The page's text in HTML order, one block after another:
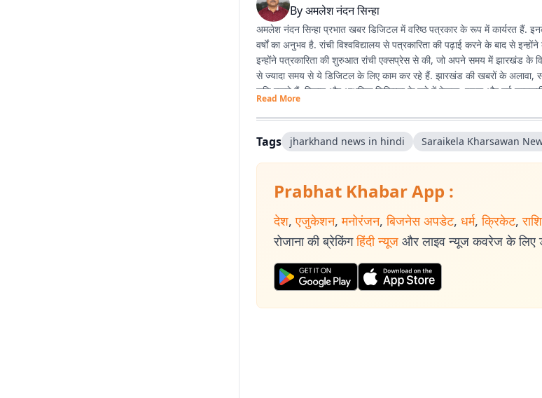
Byअमलेश नंदन सिन्हा
अमलेश नंदन सिन्हा प्रभात खबर डिजिटल में वरिष्ठ पत्रकार के रूप में कार्यरत हैं.
वर्षों का अनुभव है. रांची विश्वविद्यालय से पत्रकारिता की पढ़ाई करने के बाद से
इन्होंने पत्रकारिता की शुरुआत रांची एक्सप्रेस से की, जो अपने समय में झारखंड के
से ज्यादा समय से ये डिजिटल के लिए काम कर रहे हैं. झारखंड की खबरों के अलावा,
रुचि रखते हैं. विज्ञान और आधुनिक चिकित्सा के बारे में देखना, पढ़ना और नई
Read More
Tags jharkhand news in hindi Saraikela Kharsawan
Prabhat Khabar App :
देश, एजुकेशन, मनोरंजन, बिजनेस अपडेट, धर्म, क्रिकेट,
रोजाना की ब्रेकिंग हिंदी न्यूज और लाइव न्यूज कवरेज के लिए